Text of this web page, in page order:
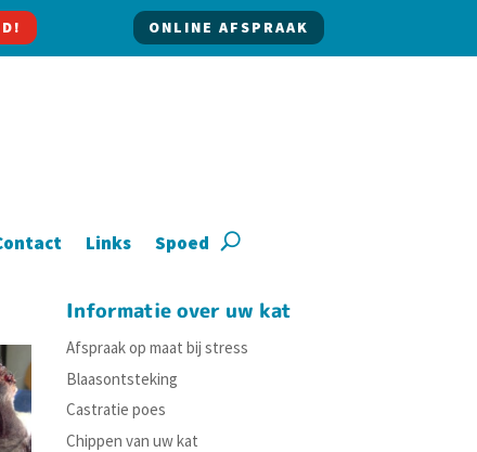
ONLINE AFSPRAAK
Links Spoed
Informatie over uw kat
Afspraak op maat bij stress
Blaasontsteking
Castratie poes
Chippen van uw kat